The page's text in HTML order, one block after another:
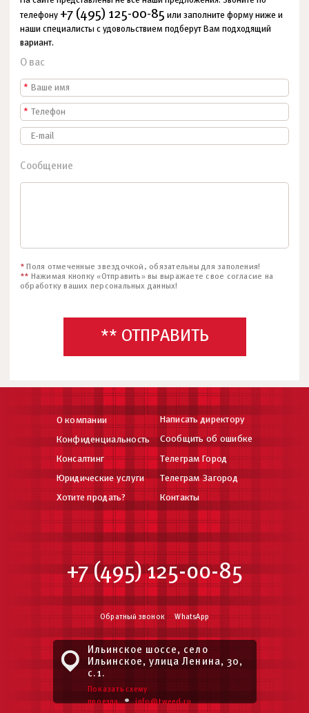
телефону +7 (495) 125-00-85 или заполните форму ниже и
наши специалисты с удовольствием подберут Вам подходящий
вариант.
О вас
*
*
Сообщение
* Поля отмеченные звездочкой, обязательны для заполения!
** Нажимая кнопку «Отправить» вы выражаете свое согласие на
обработку ваших персональных данных!
** ОТПРАВИТЬ
О компании
Конфиденциальность
Консалтинг
Юридические услуги
Хотите продать?
Написать директору
Сообщить об ошибке
Телеграм Город
Телеграм Загород
Контакты
+7 (495) 125-00-85
Обратный звонок WhatsApp
Ильинское шоссе, село
Ильинское, улица Ленина, 30,
с.1.
Показать схему
проезда•info@tweed.ru